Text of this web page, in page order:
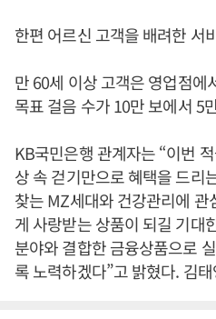
한편 어르신 고객을 배려한 서
만 60세 이상 고객은 영업점에
목표 걸음 수가 10만 보에서 5
KB국민은행 관계자는 “이번
상 속 걷기만으로 혜택을 드리
찾는 MZ세대와 건강관리에 관
게 사랑받는 상품이 되길 기대
분야와 결합한 금융상품으로
록 노력하겠다”고 밝혔다. 김